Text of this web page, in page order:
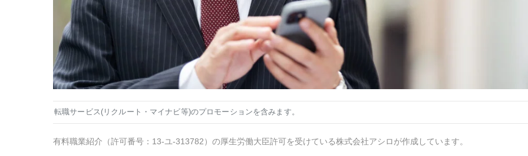
転職サービス(リクルート・マイナビ等)のプロモーションを含みます。
有料職業紹介 （許可番号：13-ユ-313782）の厚生労働大臣許可を受けている株式会社アシロが作成しています。